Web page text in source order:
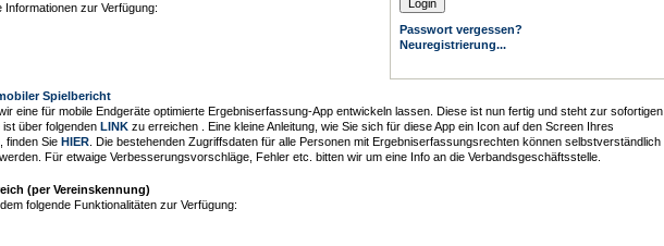
zur Verfügung:
Passwort vergessen?
Neuregistrierung...
Spielbericht
eine für mobile Endgeräte optimierte Ergebniserfassung-App entwickeln lassen. Diese ist nun fertig und steht zur sofortigen
über folgenden LINK zu erreichen . Eine kleine Anleitung, wie Sie sich für diese App ein Icon auf den Screen Ihres
finden Sie HIER . Die bestehenden Zugriffsdaten für alle Personen mit Ergebniserfassungsrechten können selbstverständlich
Für etwaige Verbesserungsvorschläge, Fehler etc. bitten wir um eine Info an die Verbandsgeschäftsstelle.
(per Vereinskennung)
folgende Funktionalitäten zur Verfügung: